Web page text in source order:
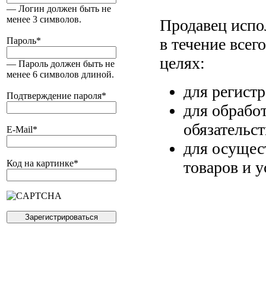
— Логин должен быть не
менее 3 символов.
Пароль*
— Пароль должен быть не
менее 6 символов длиной.
Подтверждение пароля*
E-Mail*
Код на картинке*
Продавец
в течение
целях:
для
для
для
товаров и